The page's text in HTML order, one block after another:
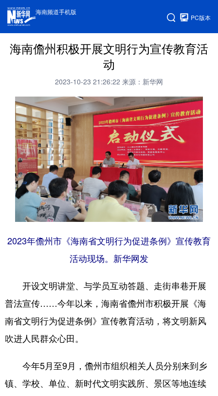
海南频道手机版
PC版本
海南儋州积极开展文明行为宣传教育活
动
2023-10-23 21:26:22 来源：新华网
2023年儋州市《海南省文明行为促进条例》宣传教育
活动现场。新华网发
开设文明讲堂、与学员互动答题、走街串巷开展
普法宣传……今年以来，海南省儋州市积极开展《海
南省文明行为促进条例》宣传教育活动，将文明新风
吹进人民群众心田。
今年5月至9月，儋州市组织相关人员分别来到乡
镇、学校、单位、新时代文明实践所、景区等地连续